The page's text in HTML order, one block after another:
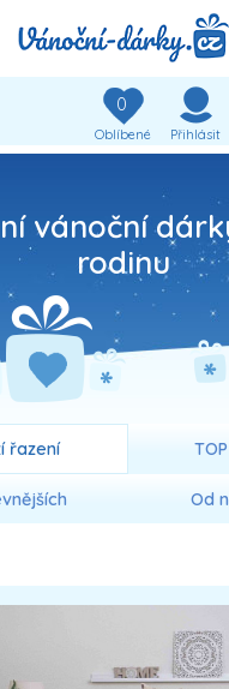
0
Oblíbené Přihlásit
vánoční
rodinu
řazení
Od